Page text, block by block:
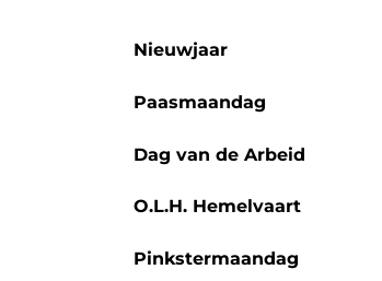
Nieuwjaar
Paasmaandag
Dag van de Arbeid
O.L.H. Hemelvaart
Pinkstermaandag